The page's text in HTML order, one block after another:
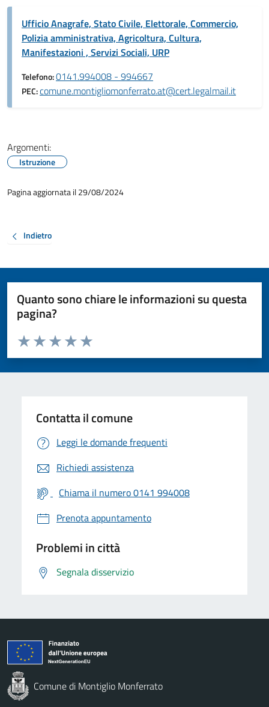
Ufficio Anagrafe, Stato Civile, Elettorale, Commercio,
Polizia amministrativa, Agricoltura, Cultura,
Manifestazioni , Servizi Sociali, URP
Telefono:0141.994008 - 994667
PEC:comune.montigliomonferrato.at@cert.legalmail.it
Argomenti:
Istruzione
Pagina aggiornata il 29/08/2024
Indietro
Quanto sono chiare le informazioni su questa
pagina?
Valuta da 1 a 5 stelle la pagina
Valuta 5 stelle su 5
Valuta 4 stelle su 5
Valuta 3 stelle su 5
Valuta 2 stelle su 5
Valuta 1 stelle su 5
Contatta il comune
Leggi le domande frequenti
Richiedi assistenza
Chiama il numero 0141 994008
Prenota appuntamento
Problemi in città
Segnala disservizio
Comune di Montiglio Monferrato